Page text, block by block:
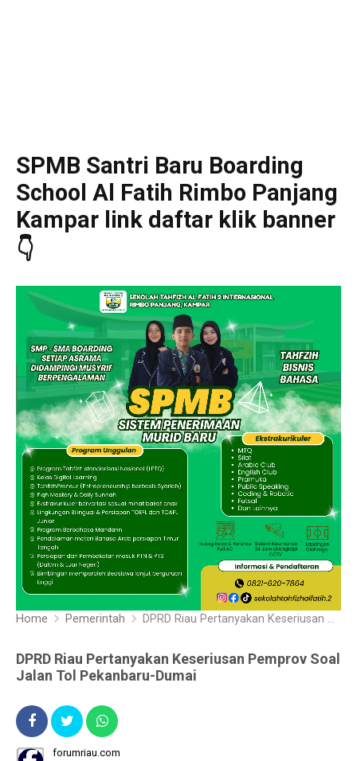
SPMB Santri Baru Boarding
School Al Fatih Rimbo Panjang
Kampar link daftar klik banner
👇
Home Pemerintah DPRD Riau Pertanyakan Keseriusan Pemprov Soal Jalan Tol Pekanbaru-Dumai
DPRD Riau Pertanyakan Keseriusan Pemprov Soal
Jalan Tol Pekanbaru-Dumai
forumriau.com